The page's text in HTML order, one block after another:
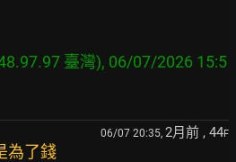
臺灣), 06/07/2026 15:5
06/07 20:35, 2月前 , 44F
為了錢